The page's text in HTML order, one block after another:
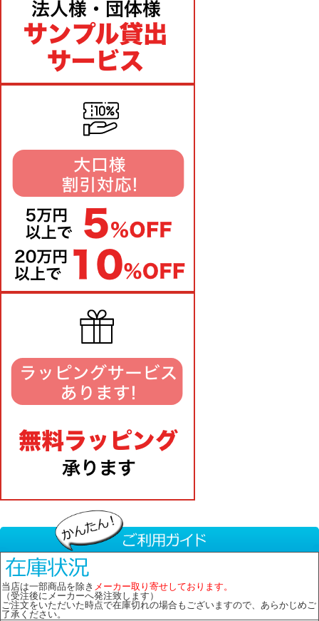
当店は一部商品を除き メーカー取り寄せしております。
（受注後にメーカーへ発注致します）
ご注文をいただいた時点で在庫切れの場合もございますので、あらかじめご
了承ください。